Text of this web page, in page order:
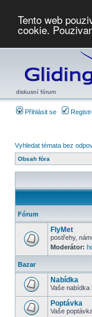
Tento web
cookie.
diskusní fórum
Přihlásit se
Vyhledat témata bez
Obsah fóra
Fórum
FlyMet
postřehy,
Moderátor:
Bazar
Nabídka
Vaše nabídka
Poptávka
Vaše